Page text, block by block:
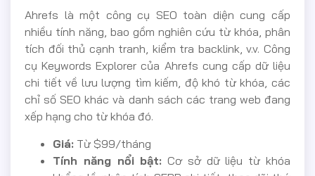
Ahrefs là một công cụ SEO toàn diện cung cấp
nhiều tính năng, bao gồm nghiên cứu từ khóa, phân
tích đối thủ cạnh tranh, kiểm tra backlink, v.v. Công
cụ Keywords Explorer của Ahrefs cung cấp dữ liệu
chi tiết về lưu lượng tìm kiếm, độ khó từ khóa, các
chỉ số SEO khác và danh sách các trang web đang
xếp hạng cho từ khóa đó.
Giá: Từ $99/tháng
Tính năng nổi bật: Cơ sở dữ liệu từ khóa